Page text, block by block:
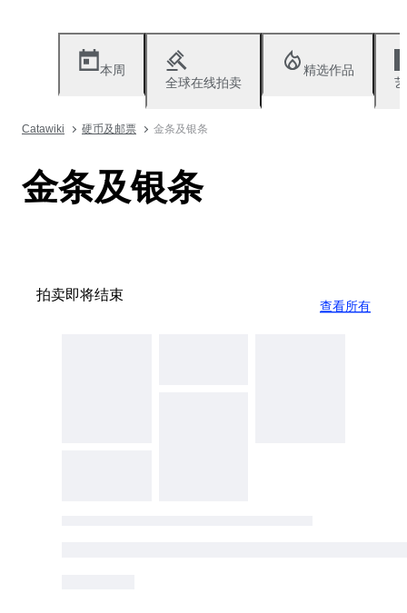
本周
全球在线拍卖
精选作品
Catawiki 硬币及邮票 金条及银条
金条及银条
拍卖即将结束
查看所有